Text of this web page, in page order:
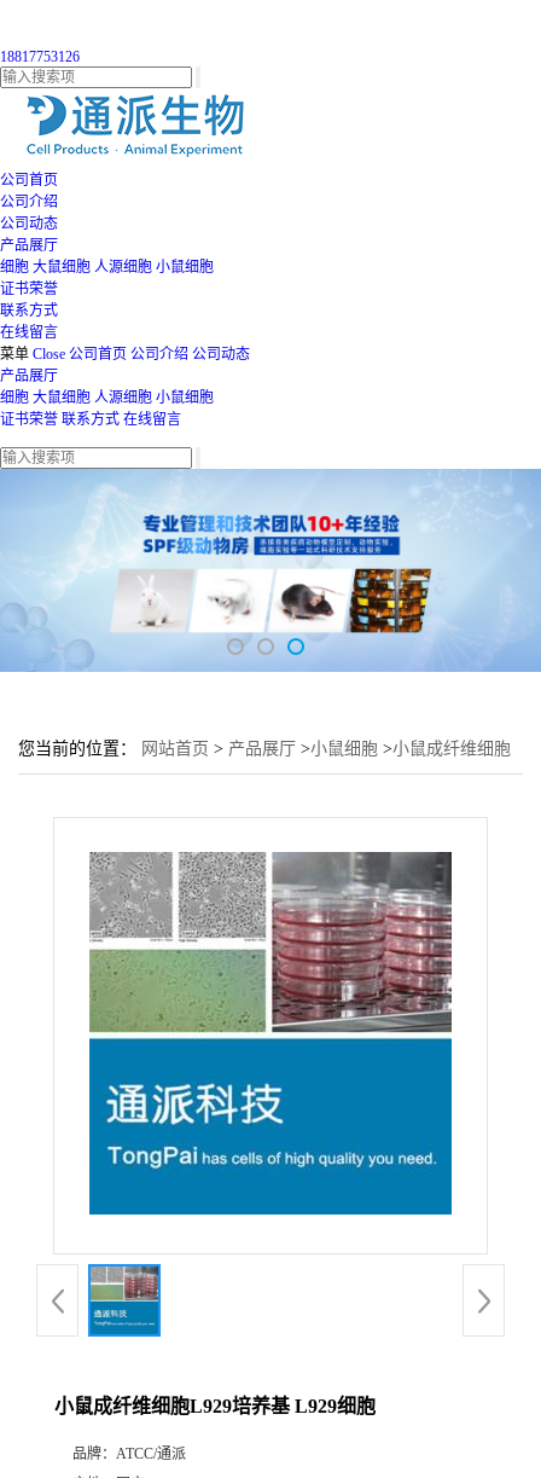
18817753126
公司首页
公司介绍
公司动态
产品展厅
细胞 大鼠细胞 人源细胞 小鼠细胞
证书荣誉
联系方式
在线留言
菜单 Close 公司首页 公司介绍 公司动态
产品展厅
细胞 大鼠细胞 人源细胞 小鼠细胞
证书荣誉 联系方式 在线留言
您当前的位置： 网站首页 > 产品展厅 >小鼠细胞 >小鼠成纤维细胞
小鼠成纤维细胞L929培养基 L929细胞
品牌： ATCC/通派